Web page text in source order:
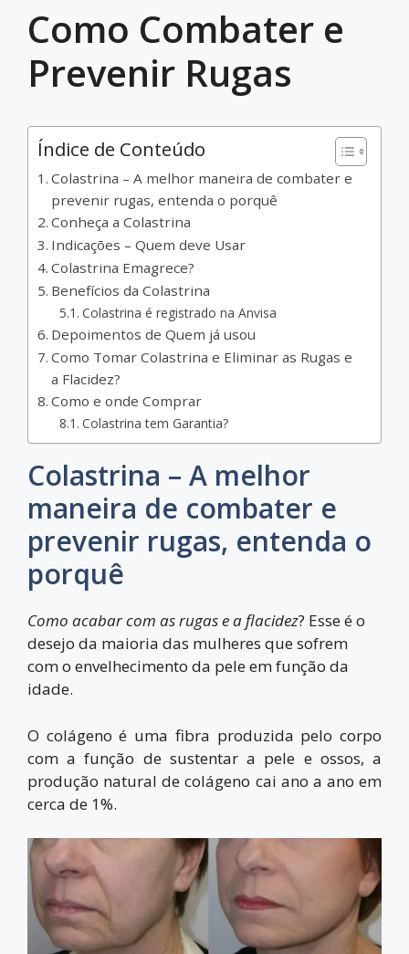
Como Combater e
Prevenir Rugas
Índice de Conteúdo
Colastrina – A melhor maneira de combater e
prevenir rugas, entenda o porquê
Conheça a Colastrina
Indicações – Quem deve Usar
Colastrina Emagrece?
Benefícios da Colastrina
Colastrina é registrado na Anvisa
Depoimentos de Quem já usou
Como Tomar Colastrina e Eliminar as Rugas e
a Flacidez?
Como e onde Comprar
Colastrina tem Garantia?
Colastrina – A melhor
maneira de combater e
prevenir rugas, entenda o
porquê
Como acabar com as rugas e a flacidez? Esse é o
desejo da maioria das mulheres que sofrem
com o envelhecimento da pele em função da
idade.
O colágeno é uma fibra produzida pelo corpo
com a função de sustentar a pele e ossos, a
produção natural de colágeno cai ano a ano em
cerca de 1%.